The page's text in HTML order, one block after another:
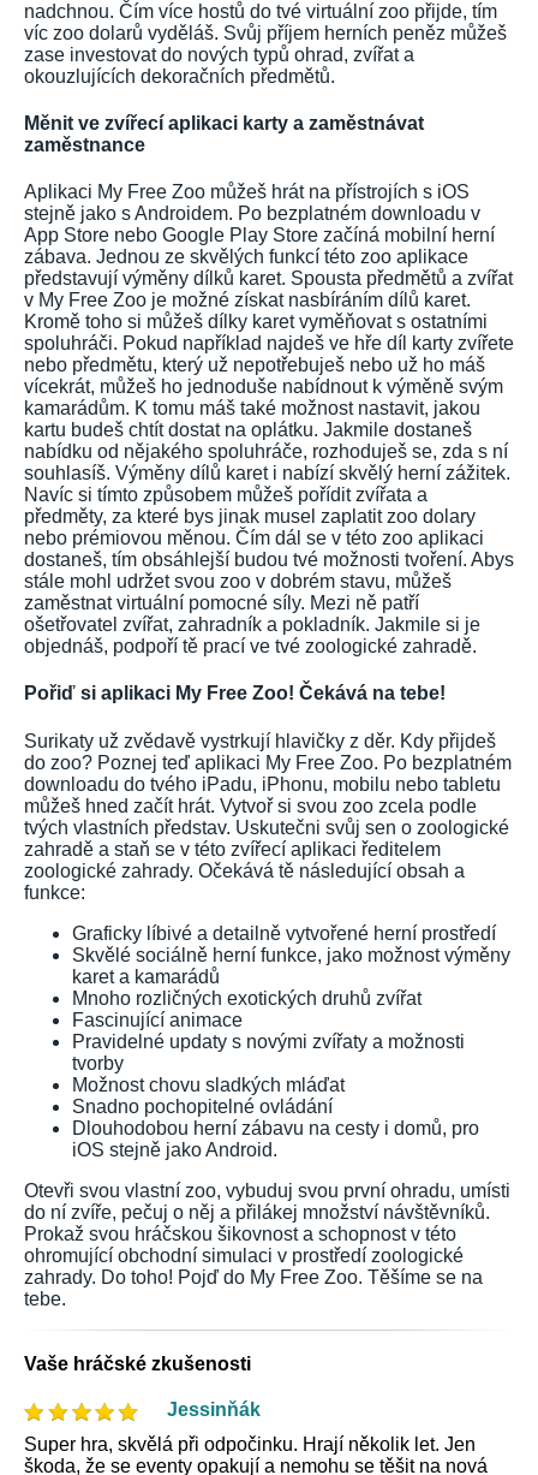
nadchnou. Čím více hostů do tvé virtuální zoo přijde, tím
víc zoo dolarů vyděláš. Svůj příjem herních peněz můžeš
zase investovat do nových typů ohrad, zvířat a
okouzlujících dekoračních předmětů.
Měnit ve zvířecí aplikaci karty a zaměstnávat
zaměstnance
Aplikaci My Free Zoo můžeš hrát na přístrojích s iOS
stejně jako s Androidem. Po bezplatném downloadu v
App Store nebo Google Play Store začíná mobilní herní
zábava. Jednou ze skvělých funkcí této zoo aplikace
představují výměny dílků karet. Spousta předmětů a zvířat
v My Free Zoo je možné získat nasbíráním dílů karet.
Kromě toho si můžeš dílky karet vyměňovat s ostatními
spoluhráči. Pokud například najdeš ve hře díl karty zvířete
nebo předmětu, který už nepotřebuješ nebo už ho máš
vícekrát, můžeš ho jednoduše nabídnout k výměně svým
kamarádům. K tomu máš také možnost nastavit, jakou
kartu budeš chtít dostat na oplátku. Jakmile dostaneš
nabídku od nějakého spoluhráče, rozhoduješ se, zda s ní
souhlasíš. Výměny dílů karet i nabízí skvělý herní zážitek.
Navíc si tímto způsobem můžeš pořídit zvířata a
předměty, za které bys jinak musel zaplatit zoo dolary
nebo prémiovou měnou. Čím dál se v této zoo aplikaci
dostaneš, tím obsáhlejší budou tvé možnosti tvoření. Abys
stále mohl udržet svou zoo v dobrém stavu, můžeš
zaměstnat virtuální pomocné síly. Mezi ně patří
ošetřovatel zvířat, zahradník a pokladník. Jakmile si je
objednáš, podpoří tě prací ve tvé zoologické zahradě.
Pořiď si aplikaci My Free Zoo! Čekává na tebe!
Surikaty už zvědavě vystrkují hlavičky z děr. Kdy přijdeš
do zoo? Poznej teď aplikaci My Free Zoo. Po bezplatném
downloadu do tvého iPadu, iPhonu, mobilu nebo tabletu
můžeš hned začít hrát. Vytvoř si svou zoo zcela podle
tvých vlastních představ. Uskutečni svůj sen o zoologické
zahradě a staň se v této zvířecí aplikaci ředitelem
zoologické zahrady. Očekává tě následující obsah a
funkce:
Graficky líbivé a detailně vytvořené herní prostředí
Skvělé sociálně herní funkce, jako možnost výměny
karet a kamarádů
Mnoho rozličných exotických druhů zvířat
Fascinující animace
Pravidelné updaty s novými zvířaty a možnosti
tvorby
Možnost chovu sladkých mláďat
Snadno pochopitelné ovládání
Dlouhodobou herní zábavu na cesty i domů, pro
iOS stejně jako Android.
Otevři svou vlastní zoo, vybuduj svou první ohradu, umísti
do ní zvíře, pečuj o něj a přilákej množství návštěvníků.
Prokaž svou hráčskou šikovnost a schopnost v této
ohromující obchodní simulaci v prostředí zoologické
zahrady. Do toho! Pojď do My Free Zoo. Těšíme se na
tebe.
Vaše hráčské zkušenosti
Jessinňák
Super hra, skvělá při odpočinku. Hrají několik let. Jen
škoda, že se eventy opakují a nemohu se těšit na nová